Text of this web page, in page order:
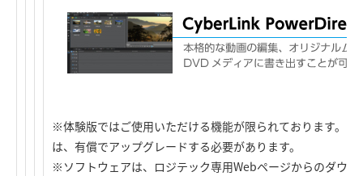
※体験版ではご使用いただける機能が限られております。す
は、有償でアップグレードする必要があります。
※ソフトウェアは、ロジテック専用Webページからのダウ